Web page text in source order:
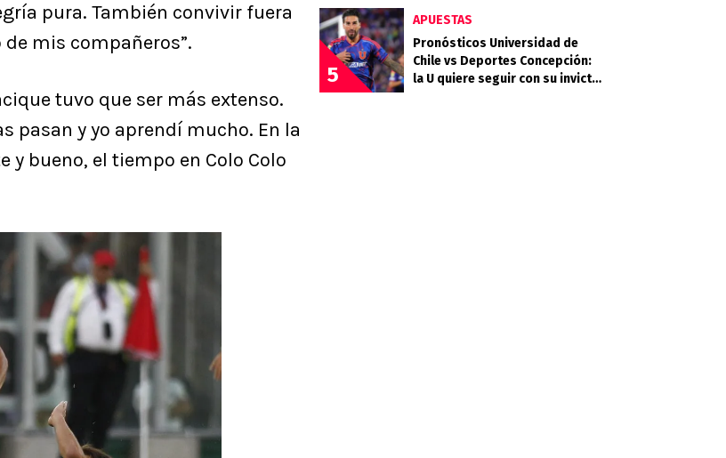
pura. También convivir fuera
mis compañeros”.
tuvo que ser más extenso.
pasan y yo aprendí mucho. En la
bueno, el tiempo en Colo Colo
5
APUESTAS
Pronósticos Universidad de
Chile vs Deportes Concepción:
la U quiere seguir con su invicto